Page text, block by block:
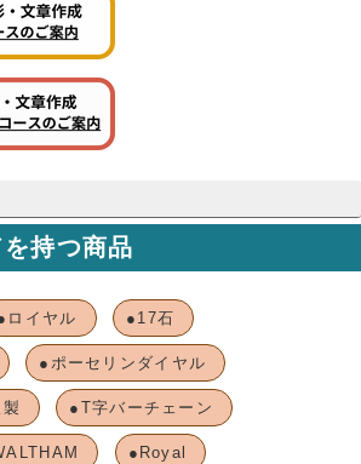
持つ商品
ロイヤル ●17石
●ポーセリンダイヤル
●T字バーチェーン
●Royal